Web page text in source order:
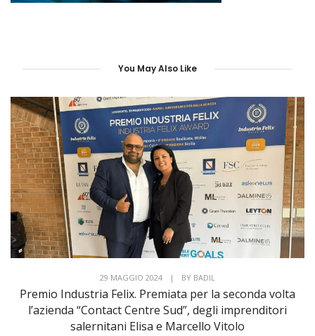
You May Also Like
29 MAGGIO 2024 | BY BADIL
Premio Industria Felix. Premiata per la seconda volta
l’azienda “Contact Centre Sud”, degli imprenditori
salernitani Elisa e Marcello Vitolo